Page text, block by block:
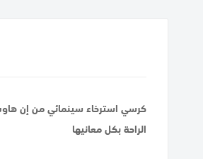
كرسي استرخاء سينمائي من إن
الراحة بكل معانيها